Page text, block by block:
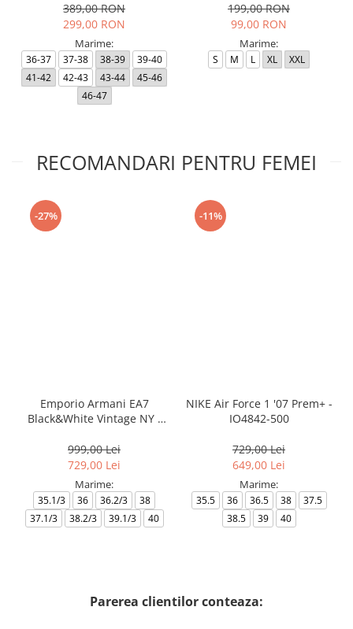
389,00 RON
299,00 RON
Marime:
36-37 37-38 38-39
39-40
41-42
42-43 43-44
45-46
46-47
199,00 RON
99,00 RON
Marime:
S M L XL XXL
RECOMANDARI PENTRU FEMEI
-27%
Emporio Armani EA7
Black&White Vintage NY -
999,00 Lei
729,00 Lei
Marime:
35.1/3 36 36.2/3
38
37.1/3
38.2/3 39.1/3 40
-11%
NIKE Air Force 1 '07 Prem+ -
IO4842-500
729,00 Lei
649,00 Lei
Marime:
35.5 36 36.5 38
37.5
38.5
39 40
Parerea clientilor conteaza: